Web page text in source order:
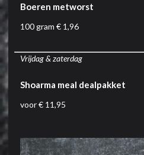
Boeren metworst
100 gram € 1,96
Vrijdag & zaterdag
Shoarma meal dealpakket
voor € 11,95